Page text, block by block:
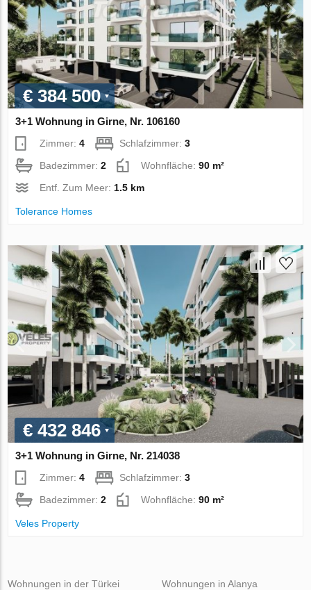
€ 384 500
3+1 Wohnung in Girne, Nr. 106160
Zimmer:4 Schlafzimmer:3
Badezimmer:2 Wohnfläche:90 m²
Entf. Zum Meer: 1.5 km
Tolerance Homes
€ 432 846
3+1 Wohnung in Girne, Nr. 214038
Zimmer:4 Schlafzimmer:3
Badezimmer:2 Wohnfläche:90 m²
Veles Property
Wohnungen in der Türkei
Wohnungen in Alanya